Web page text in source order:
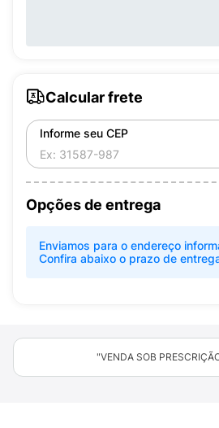
Calcular frete
Informe seu CEP
Opções de entrega
Enviamos para o endereço
Confira abaixo o prazo de
"VENDA SOB